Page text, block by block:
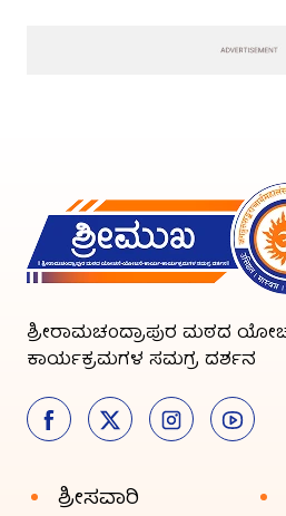
ಶ್ರೀರಾಮಚಂದ್ರಾಪುರ ಮಠದ
ಕಾರ್ಯಕ್ರಮಗಳ ಸಮಗ್ರ ದರ್ಶನ
ಶ್ರೀಸವಾರಿ